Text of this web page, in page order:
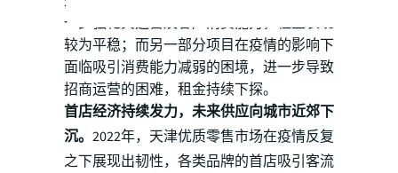
一步强化其运营及客户消费能力，租金表现
较为平稳；而另一部分项目在疫情的影响下
面临吸引消费能力减弱的困境，进一步导致
招商运营的困难，租金持续下探。
首店经济持续发力，未来供应向城市近郊下
沉。 2022年，天津优质零售市场在疫情反复
之下展现出韧性，各类品牌的首店吸引客流